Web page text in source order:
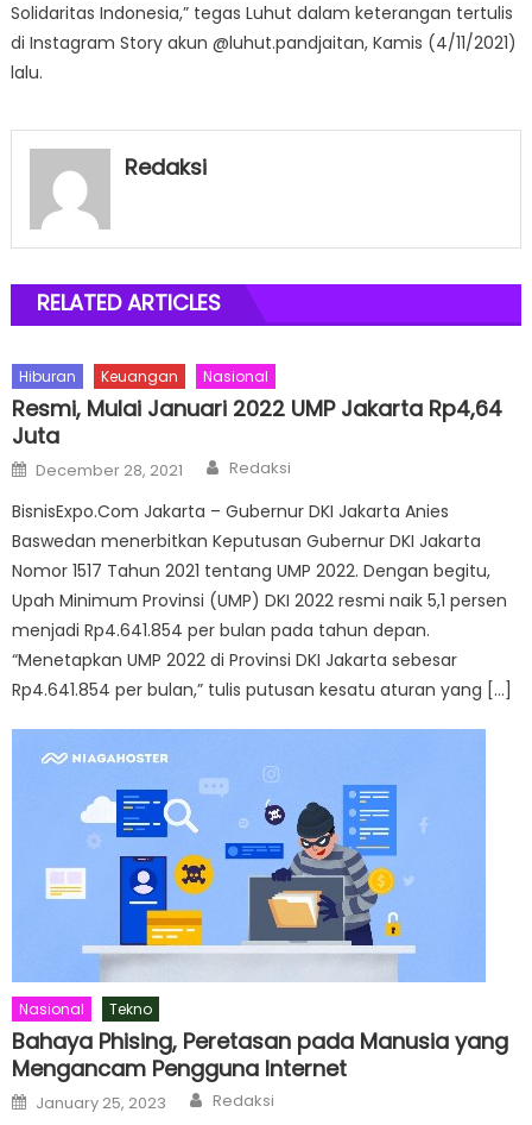
Solidaritas Indonesia,” tegas Luhut dalam keterangan tertulis
di Instagram Story akun @luhut.pandjaitan, Kamis (4/11/2021)
lalu.
Redaksi
RELATED ARTICLES
Hiburan Keuangan Nasional
Resmi, Mulai Januari 2022 UMP Jakarta Rp4,64
Juta
Posted
on
December 28, 2021 Author
Redaksi
BisnisExpo.Com Jakarta – Gubernur DKI Jakarta Anies
Baswedan menerbitkan Keputusan Gubernur DKI Jakarta
Nomor 1517 Tahun 2021 tentang UMP 2022. Dengan begitu,
Upah Minimum Provinsi (UMP) DKI 2022 resmi naik 5,1 persen
menjadi Rp4.641.854 per bulan pada tahun depan.
“Menetapkan UMP 2022 di Provinsi DKI Jakarta sebesar
Rp4.641.854 per bulan,” tulis putusan kesatu aturan yang […]
Nasional Tekno
Bahaya Phising, Peretasan pada Manusia yang
Mengancam Pengguna Internet
Posted
on
January 25, 2023 Author
Redaksi